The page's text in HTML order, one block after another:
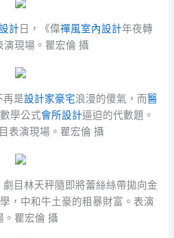
計 日，《偉禪風室內設計年夜轉
演現場。瞿宏倫 攝
再是設計家豪宅浪漫的傻氣，而醫
學公式會所設計逼迫的代數題。
表演現場。瞿宏倫 攝
目林天秤隨即將蕾絲絲帶拋向金
，中和牛土豪的粗暴財富。表演
。瞿宏倫 攝